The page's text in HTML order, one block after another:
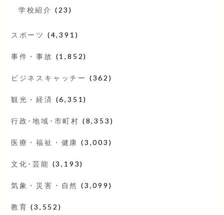
学校紹介 (23)
スポーツ (4,391)
事件・事故 (1,852)
ビジネスキャッチー (362)
観光・経済 (6,351)
行政･地域･市町村 (8,353)
医療・福祉・健康 (3,003)
文化･芸能 (3,193)
気象・災害・自然 (3,099)
教育 (3,552)